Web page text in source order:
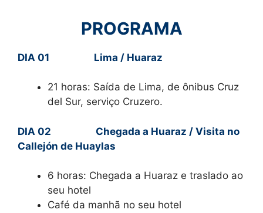
PROGRAMA
DIA 01 Lima / Huaraz
21 horas: Saída de Lima, de ônibus Cruz
del Sur, serviço Cruzero.
DIA 02 Chegada a Huaraz / Visita no
Callejón de Huaylas
6 horas: Chegada a Huaraz e traslado ao
seu hotel
Café da manhã no seu hotel